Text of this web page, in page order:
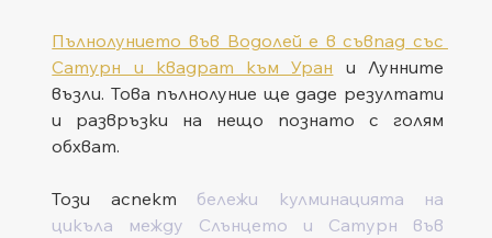
Пълнолунието във Водолей е в съвпад със
Сатурн и квадрат към Уран и Лунните
възли. Това пълнолуние ще даде резултати
и развръзки на нещо познато с голям
обхват.
Този аспект бележи кулминацията на
цикъла между Слънцето и Сатурн във